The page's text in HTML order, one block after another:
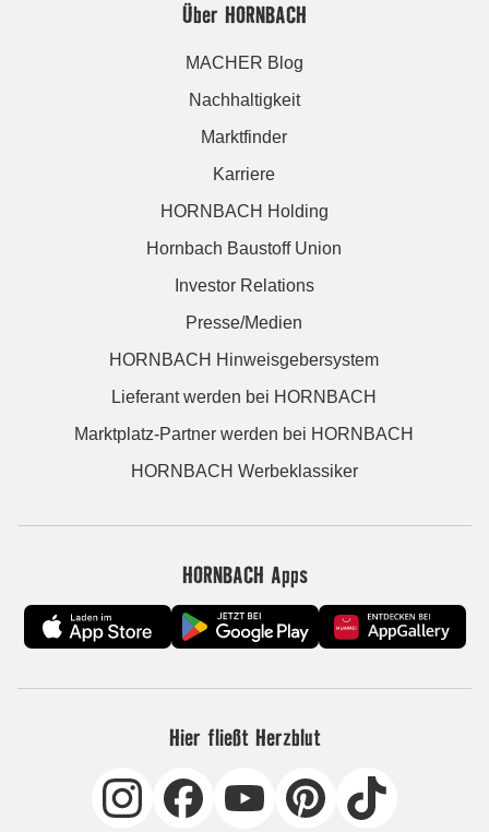
Über HORNBACH
MACHER Blog
Nachhaltigkeit
Marktfinder
Karriere
HORNBACH Holding
Hornbach Baustoff Union
Investor Relations
Presse/Medien
HORNBACH Hinweisgebersystem
Lieferant werden bei HORNBACH
Marktplatz-Partner werden bei HORNBACH
HORNBACH Werbeklassiker
HORNBACH Apps
Hier fließt Herzblut